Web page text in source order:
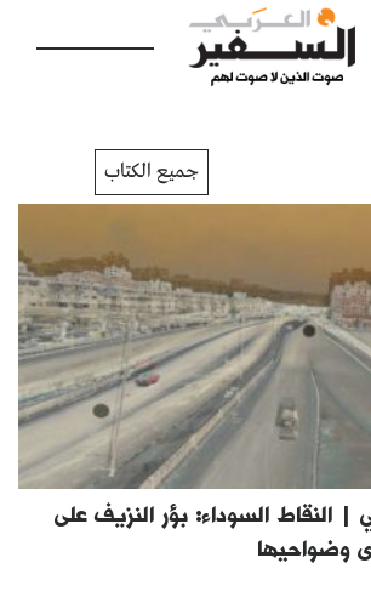
جميع الكتاب
النقاط السوداء: بؤر النزيف على
وضواحيها